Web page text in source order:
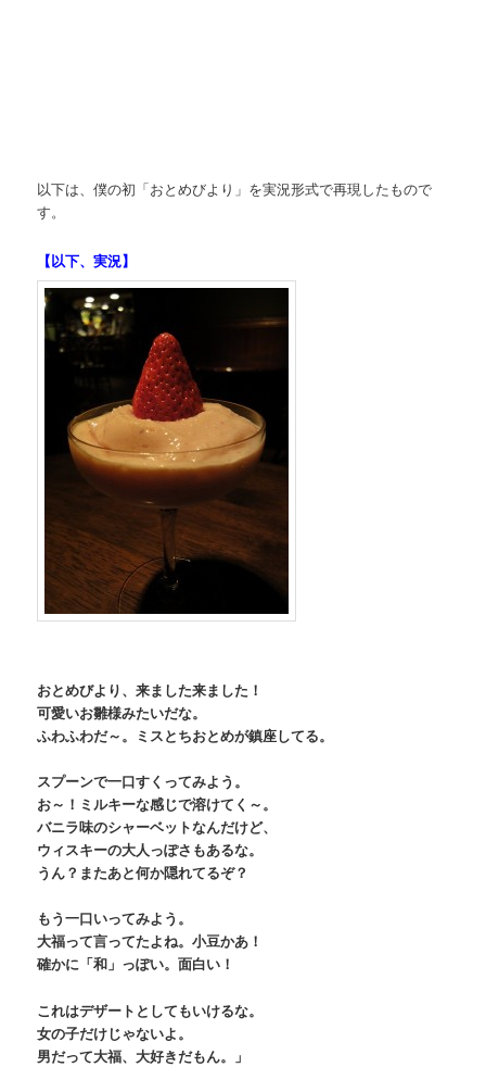
以下は、僕の初「おとめびより」を実況形式で再現したもので
す。
【以下、実況】
おとめびより、来ました来ました！
可愛いお雛様みたいだな。
ふわふわだ～。ミスとちおとめが鎮座してる。
スプーンで一口すくってみよう。
お～！ミルキーな感じで溶けてく～。
バニラ味のシャーベットなんだけど、
ウィスキーの大人っぽさもあるな。
うん？またあと何か隠れてるぞ？
もう一口いってみよう。
大福って言ってたよね。小豆かあ！
確かに「和」っぽい。面白い！
これはデザートとしてもいけるな。
女の子だけじゃないよ。
男だって大福、大好きだもん。」